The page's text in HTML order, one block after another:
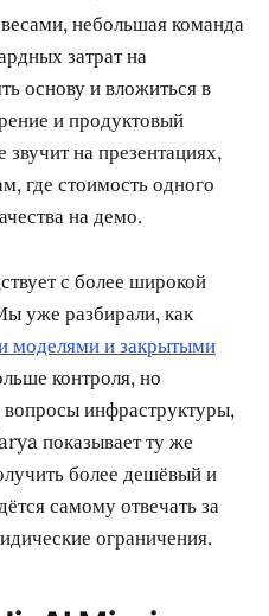
небольшая команда
затрат на
основу и вложиться в
и продуктовый
на презентациях,
где стоимость одного
на демо.
с более широкой
уже разбирали, как
моделями и закрытыми
контроля, но
инфраструктуры,
показывает ту же
более дешёвый и
самому отвечать за
ограничения.